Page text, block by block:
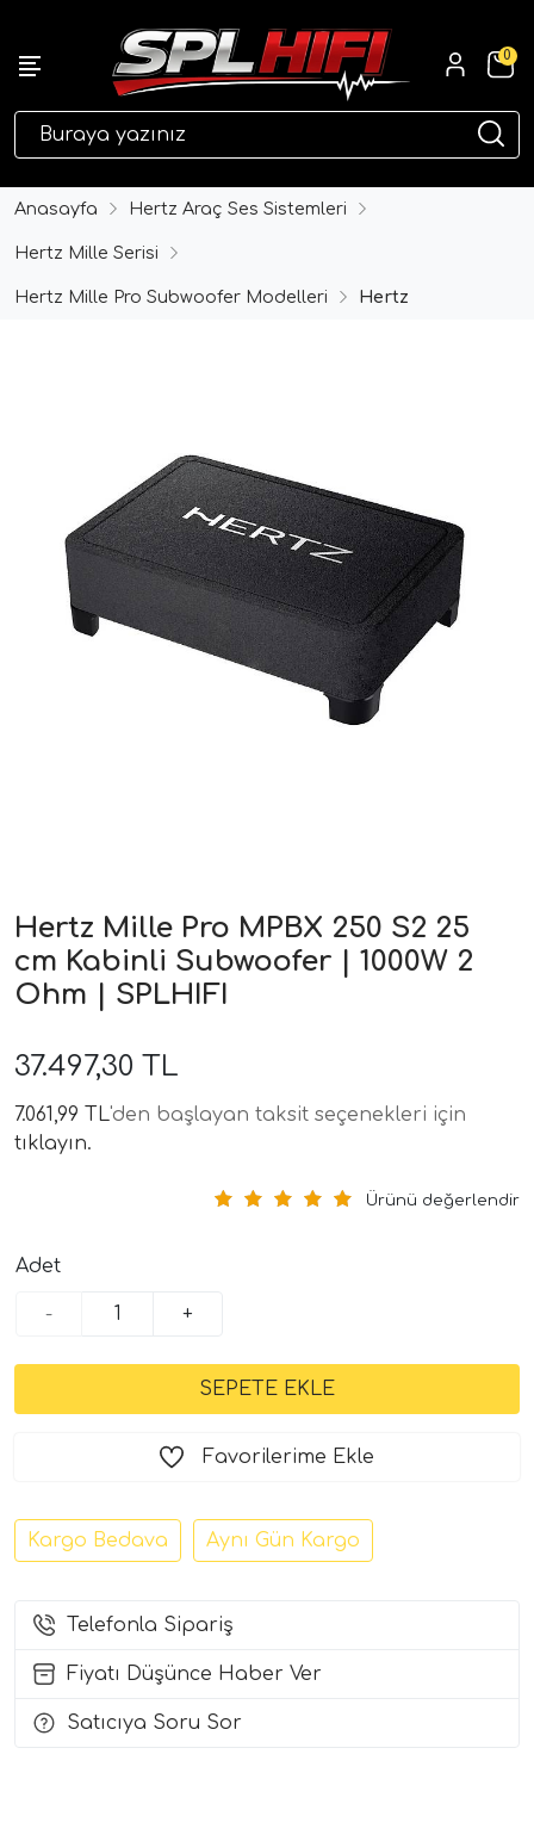
0
Anasayfa Hertz Araç Ses Sistemleri
Hertz Mille Serisi
Hertz Mille Pro Subwoofer Modelleri Hertz
Modelleri
Setleri)
Performans)
Hertz Mille Pro MPBX 250 S2 25
cm Kabinli Subwoofer | 1000W 2
Ohm | SPLHIFI
37.497,30 TL
7.061,99 TL'den başlayan taksit seçenekleri için
tıklayın.
Ürünü değerlendir
Adet
- +
Favorilerime Ekle
Kargo Bedava Aynı Gün Kargo
Telefonla Sipariş
Fiyatı Düşünce Haber Ver
Satıcıya Soru Sor